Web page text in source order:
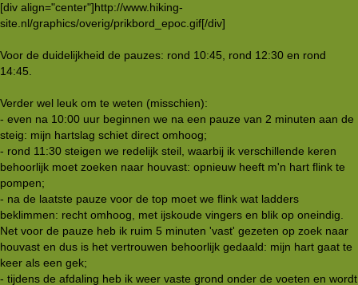
[div align="center"]http://www.hiking-
site.nl/graphics/overig/prikbord_epoc.gif[/div]
Voor de duidelijkheid de pauzes: rond 10:45, rond 12:30 en rond
14:45.
Verder wel leuk om te weten (misschien):
- even na 10:00 uur beginnen we na een pauze van 2 minuten aan de
steig: mijn hartslag schiet direct omhoog;
- rond 11:30 steigen we redelijk steil, waarbij ik verschillende keren
behoorlijk moet zoeken naar houvast: opnieuw heeft m'n hart flink te
pompen;
- na de laatste pauze voor de top moet we flink wat ladders
beklimmen: recht omhoog, met ijskoude vingers en blik op oneindig.
Net voor de pauze heb ik ruim 5 minuten 'vast' gezeten op zoek naar
houvast en dus is het vertrouwen behoorlijk gedaald: mijn hart gaat te
keer als een gek;
- tijdens de afdaling heb ik weer vaste grond onder de voeten en wordt